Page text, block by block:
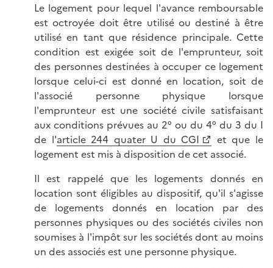
Le logement pour lequel l'avance remboursable
est octroyée doit être utilisé ou destiné à être
utilisé en tant que résidence principale. Cette
condition est exigée soit de l'emprunteur, soit
des personnes destinées à occuper ce logement
lorsque celui-ci est donné en location, soit de
l'associé personne physique lorsque
l'emprunteur est une société civile satisfaisant
aux conditions prévues au 2° ou du 4° du 3 du I
de l'article 244 quater U du CGI
et que le
logement est mis à disposition de cet associé.
Il est rappelé que les logements donnés en
location sont éligibles au dispositif, qu'il s'agisse
de logements donnés en location par des
personnes physiques ou des sociétés civiles non
soumises à l'impôt sur les sociétés dont au moins
un des associés est une personne physique.